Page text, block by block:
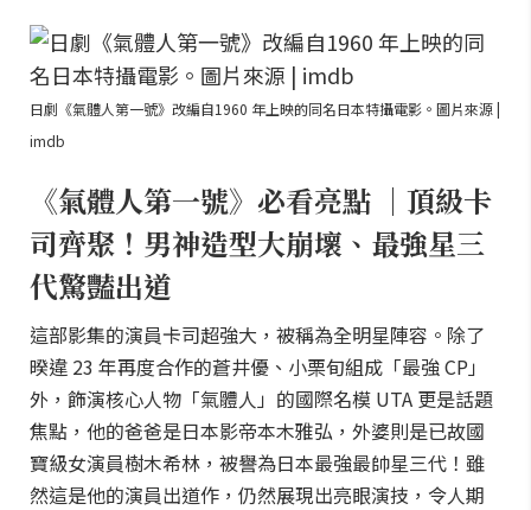
日劇《氣體人第一號》改編自1960 年上映的同名日本特攝電影。圖片來源 |
imdb
《氣體人第一號》必看亮點 ｜頂級卡
司齊聚！男神造型大崩壞、最強星三
代驚豔出道
這部影集的演員卡司超強大，被稱為全明星陣容。除了
暌違 23 年再度合作的蒼井優、小栗旬組成「最強 CP」
外，飾演核心人物「氣體人」的國際名模 UTA 更是話題
焦點，他的爸爸是日本影帝本木雅弘，外婆則是已故國
寶級女演員樹木希林，被譽為日本最強最帥星三代！雖
然這是他的演員出道作，仍然展現出亮眼演技，令人期